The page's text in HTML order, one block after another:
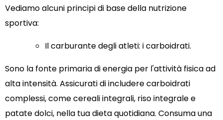
Vediamo alcuni principi di base della nutrizione
sportiva:
Il carburante degli atleti: i carboidrati.
Sono la fonte primaria di energia per l'attività fisica ad
alta intensità. Assicurati di includere carboidrati
complessi, come cereali integrali, riso integrale e
patate dolci, nella tua dieta quotidiana. Consuma una